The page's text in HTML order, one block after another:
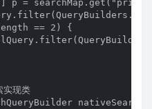
p =
== 2) {
现类